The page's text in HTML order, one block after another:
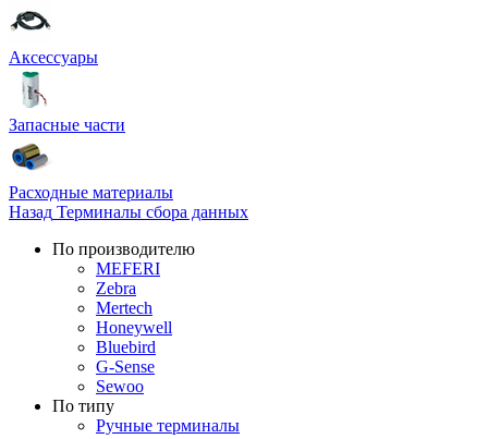
Аксессуары
Запасные части
Расходные материалы
Назад Терминалы сбора данных
По производителю
MEFERI
Zebra
Mertech
Honeywell
Bluebird
G-Sense
Sewoo
По типу
Ручные терминалы